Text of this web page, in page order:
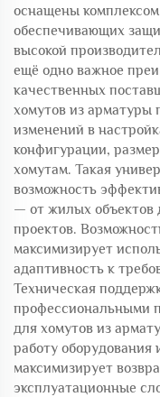
оснащены
обеспечивающих
высокой
ещё одно важное
качественных
хомутов из арматуры
изменений в
конфигурации,
хомутам. Такая
возможность
— от жилых
проектов.
максимизирует
адаптивность к
Техническая
профессиональными
для хомутов из
работу оборудования
максимизирует
эксплуатационные